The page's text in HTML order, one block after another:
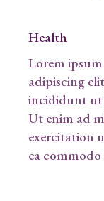
Health
Lorem
adipiscing
incididunt ut
Ut enim ad
exercitation
ea